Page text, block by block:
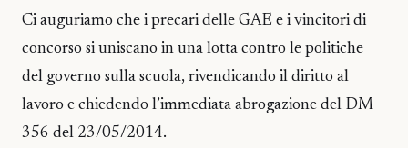
Ci auguriamo che i precari delle GAE e i vincitori di
concorso si uniscano in una lotta contro le politiche
del governo sulla scuola, rivendicando il diritto al
lavoro e chiedendo l’immediata abrogazione del DM
356 del 23/05/2014.